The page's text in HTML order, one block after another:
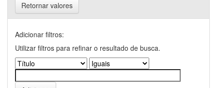
Retornar valores
Adicionar filtros:
Utilizar filtros para refinar o resultado de busca.